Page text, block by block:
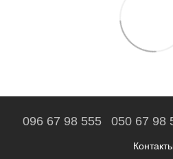
096 67 98 555 050 67 98
Контакты